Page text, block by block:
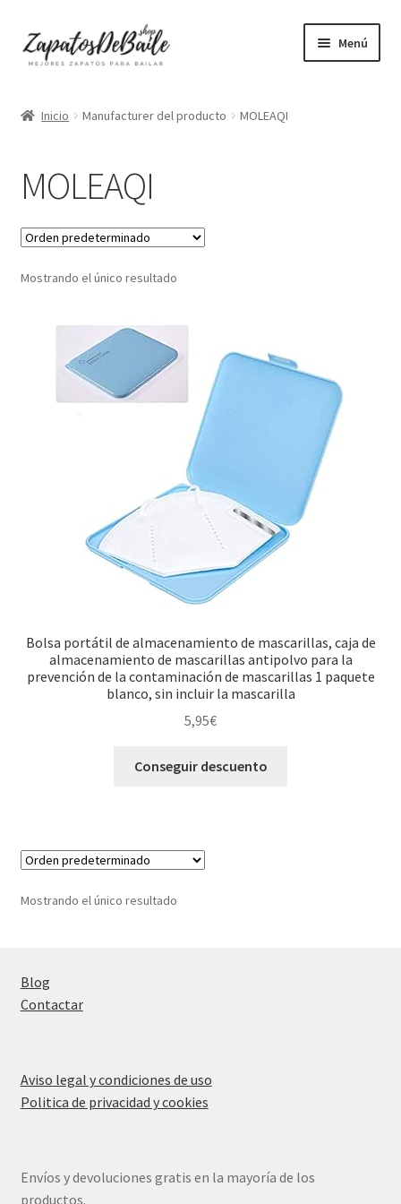
Ir
a
Ir
al
Menú
Accesorios
Mascarillas
Camisetas mujer
Camisetas hombre
+ Vendidos
Inicio Manufacturer del producto MOLEAQI
MOLEAQI
Mostrando el único resultado
Bolsa portátil de almacenamiento de mascarillas, caja de
almacenamiento de mascarillas antipolvo para la
prevención de la contaminación de mascarillas 1 paquete
blanco, sin incluir la mascarilla
5,95€
Conseguir descuento
Mostrando el único resultado
Blog
Contactar
Aviso legal y condiciones de uso
Politica de privacidad y cookies
Envíos y devoluciones gratis en la mayoría de los
productos.